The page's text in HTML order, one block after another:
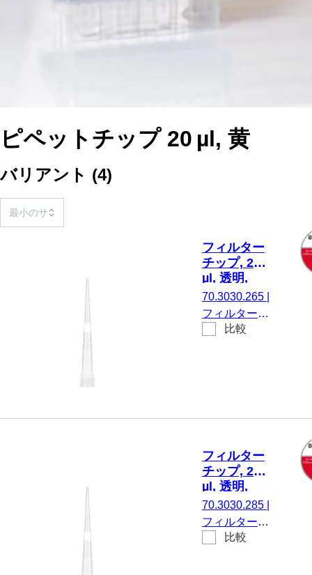
ピペットチップ 20 µl, 黄
バリアント (4)
フィルター
チップ, 20
µl, 透明,
Biosphere®
plus, 96 個/
ボックス
70.3030.265
フィルターチ
ップ, 有効体
Sarpette®
M、
Eppendorf、
Finnpipette、
Biohit、Brand
および同一仕
比較
フィルター
チップ, 20
µl, 透明,
Biosphere®
plus, ローリ
テンション,
96 個/ボッ
70.3030.285
フィルターチ
ップ, 有効体
比較